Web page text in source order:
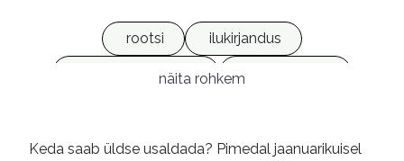
rootsi
ilukirjandus
kriminaalromaanid
heliraamatud
näita rohkem
Keda saab üldse usaldada? Pimedal jaanuarikuisel